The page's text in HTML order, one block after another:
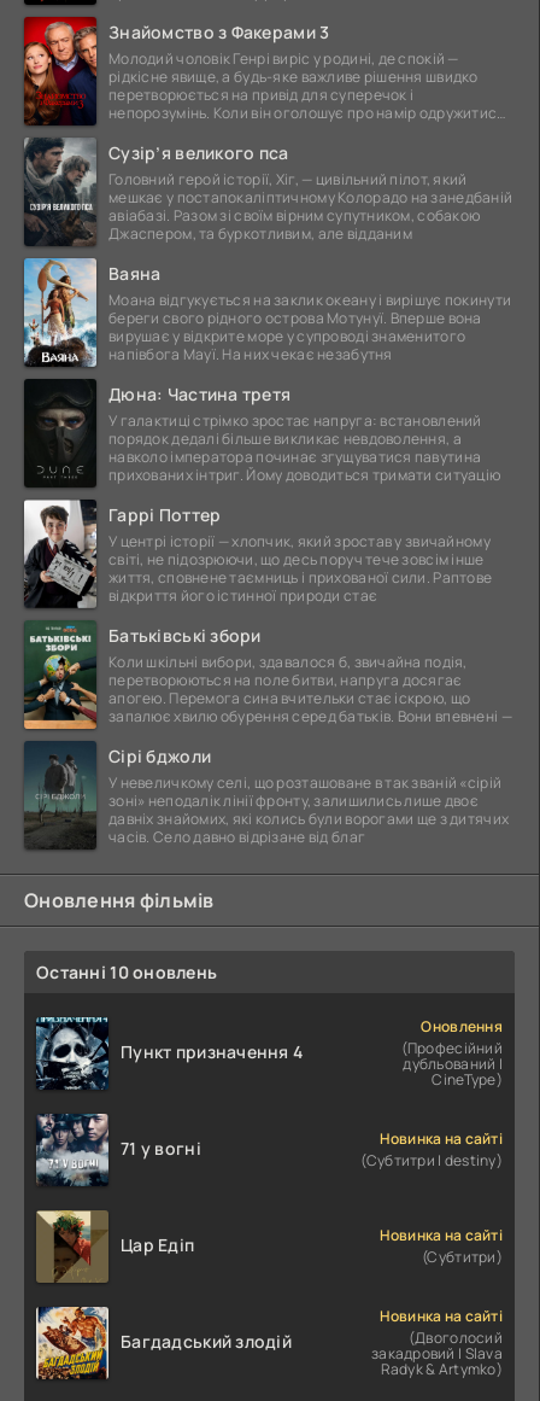
Знайомство з Факерами 3
Молодий чоловік Генрі виріс у родині, де спокій —
рідкісне явище, а будь-яке важливе рішення швидко
перетворюється на привід для суперечок і
непорозумінь. Коли він оголошує про намір одружитися,
Сузір’я великого пса
Головний герой історії, Хіг, — цивільний пілот, який
мешкає у постапокаліптичному Колорадо на занедбаній
авіабазі. Разом зі своїм вірним супутником, собакою
Джаспером, та буркотливим, але відданим
Ваяна
Моана відгукується на заклик океану і вирішує покинути
береги свого рідного острова Мотунуї. Вперше вона
вирушає у відкрите море у супроводі знаменитого
напівбога Мауї. На них чекає незабутня
Дюна: Частина третя
У галактиці стрімко зростає напруга: встановлений
порядок дедалі більше викликає невдоволення, а
навколо імператора починає згущуватися павутина
прихованих інтриг. Йому доводиться тримати ситуацію
Гаррі Поттер
У центрі історії — хлопчик, який зростав у звичайному
світі, не підозрюючи, що десь поруч тече зовсім інше
життя, сповнене таємниць і прихованої сили. Раптове
відкриття його істинної природи стає
Батьківські збори
Коли шкільні вибори, здавалося б, звичайна подія,
перетворюються на поле битви, напруга досягає
апогею. Перемога сина вчительки стає іскрою, що
запалює хвилю обурення серед батьків. Вони впевнені —
Сірі бджоли
У невеличкому селі, що розташоване в так званій «сірій
зоні» неподалік лінії фронту, залишились лише двоє
давніх знайомих, які колись були ворогами ще з дитячих
часів. Село давно відрізане від благ
Оновлення фільмів
Останні 10 оновлень
Пункт призначення 4
Оновлення
(Професійний
дубльований |
CineType)
71 у вогні
Новинка на сайті
(Субтитри | destiny)
Цар Едіп
Новинка на сайті
(Субтитри)
Багдадський злодій
Новинка на сайті
(Двоголосий
закадровий | Slava
Radyk & Artymko)